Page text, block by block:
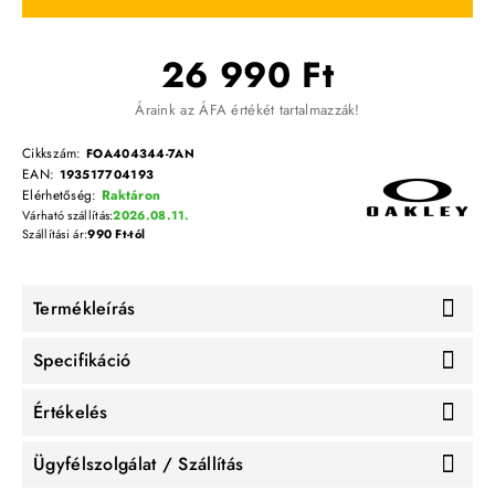
26 990 Ft
Áraink az ÁFA értékét tartalmazzák!
Cikkszám: FOA404344-7AN
EAN: 193517704193
Elérhetőség: Raktáron
Várható szállítás:2026.08.11.
Szállítási ár:990 Ft-tól
Termékleírás
Specifikáció
Értékelés
Ügyfélszolgálat / Szállítás